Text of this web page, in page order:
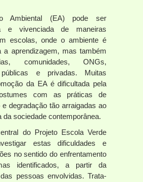
Ambiental (EA) pode ser
e vivenciada de maneiras
escolas, onde o ambiente é
a aprendizagem, mas também
comunidades, ONGs,
públicas e privadas. Muitas
da EA é dificultada pela
com as práticas de
degradação tão arraigadas ao
da sociedade contemporânea.
do Projeto Escola Verde
estas dificuldades e
no sentido do enfrentamento
identificados, a partir da
pessoas envolvidas. Trata-